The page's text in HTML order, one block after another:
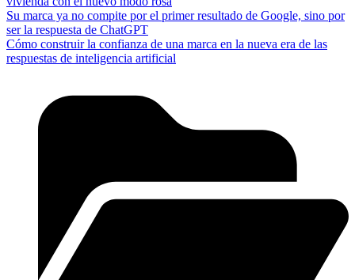
Su marca ya no compite por el primer resultado de Google, sino por
ser la respuesta de ChatGPT
Cómo construir la confianza de una marca en la nueva era de las
respuestas de inteligencia artificial